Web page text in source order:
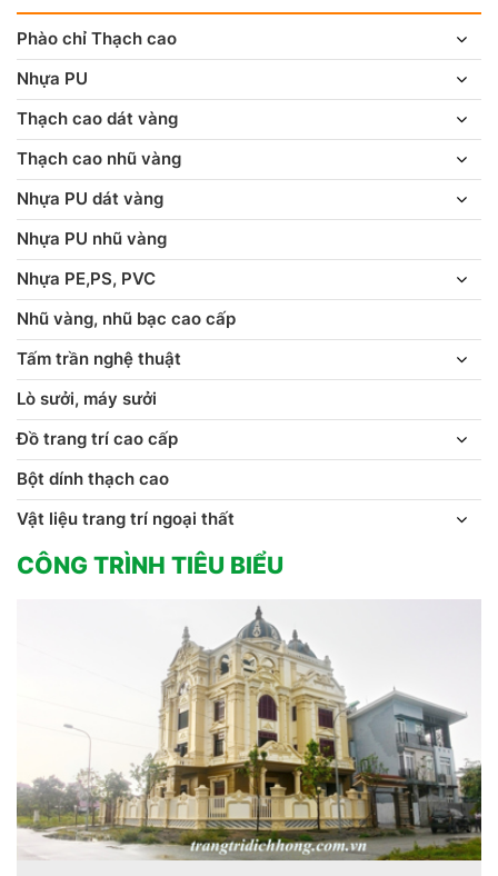
Phào chỉ Thạch cao
Nhựa PU
Thạch cao dát vàng
Thạch cao nhũ vàng
Nhựa PU dát vàng
Nhựa PU nhũ vàng
Nhựa PE,PS, PVC
Nhũ vàng, nhũ bạc cao cấp
Tấm trần nghệ thuật
Lò sưởi, máy sưởi
Đồ trang trí cao cấp
Bột dính thạch cao
Vật liệu trang trí ngoại thất
CÔNG TRÌNH TIÊU BIỂU